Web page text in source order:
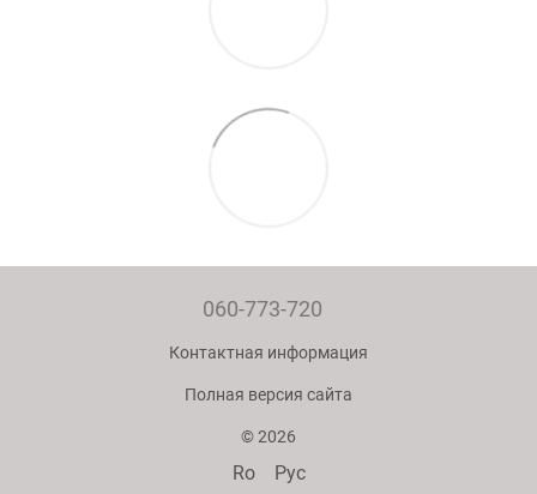
060-773-720
Контактная информация
Полная версия сайта
© 2026
Ro Рус